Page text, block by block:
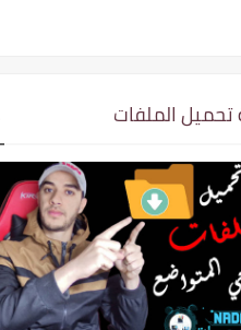
الملفات